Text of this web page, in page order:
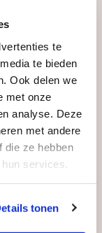
te
te bieden
Ook delen we
met onze
analyse. Deze
met andere
die ze hebben
services.
tonen